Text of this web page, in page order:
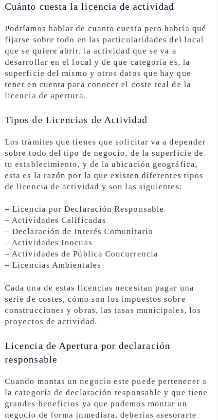
Cuánto cuesta la licencia de actividad
Podríamos hablar de cuanto cuesta pero habría qué
fijarse sobre todo en las particularidades del local
que se quiere abrir, la actividad que se va a
desarrollar en el local y de que categoría es, la
superficie del mismo y otros datos que hay que
tener en cuenta para conocer el coste real de la
licencia de apertura.
Tipos de Licencias de Actividad
Los trámites que tienes que solicitar va a depender
sobre todo del tipo de negocio, de la superficie de
tu establecimiento, y de la ubicación geográfica,
esta es la razón por la que existen diferentes tipos
de licencia de actividad y son las siguientes:
– Licencia por Declaración Responsable
– Actividades Calificadas
– Declaración de Interés Comunitario
– Actividades Inocuas
– Actividades de Pública Concurrencia
– Licencias Ambientales
Cada una de estas licencias necesitan pagar una
serie de costes, cómo son los impuestos sobre
construcciones y obras, las tasas municipales, los
proyectos de actividad.
Licencia de Apertura por declaración
responsable
Cuando montas un negocio este puede pertenecer a
la categoría de declaración responsable y que tiene
grandes beneficios ya que podemos montar un
negocio de forma inmediara, deberías asesorarte